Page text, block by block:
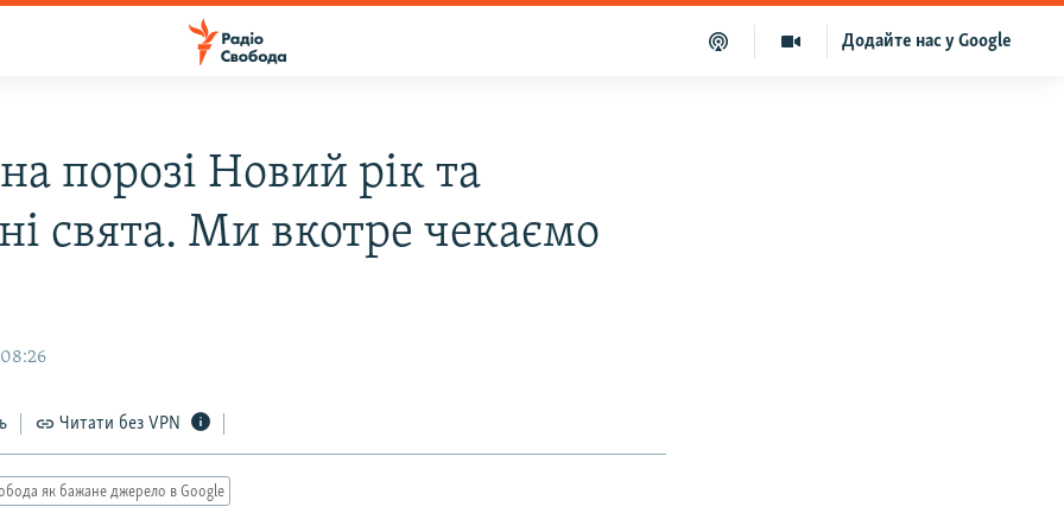
Додайте нас у Google
порозі Новий рік та
свята. Ми вкотре чекаємо
Читати без VPN
як бажане джерело в Google